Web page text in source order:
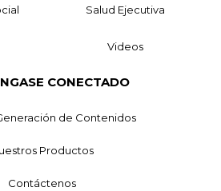
Salud Ejecutiva
Videos
CONECTADO
de Contenidos
Productos
Contáctenos